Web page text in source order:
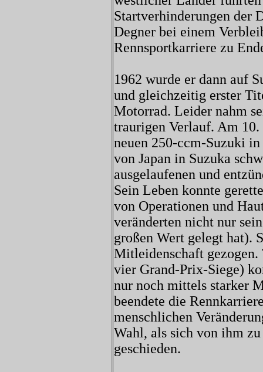
Startverhinderungen der
Degner bei einem
Rennsportkarriere zu
1962 wurde er dann auf
und gleichzeitig erster
Motorrad. Leider nahm
traurigen Verlauf. Am
neuen 250-ccm-Suzuki
von Japan in Suzuka
ausgelaufenen und
Sein Leben konnte
von Operationen und
veränderten nicht nur
großen Wert gelegt hat).
Mitleidenschaft
vier Grand-Prix-Siege)
nur noch mittels starker
beendete die
menschlichen
Wahl, als sich von ihm
geschieden.